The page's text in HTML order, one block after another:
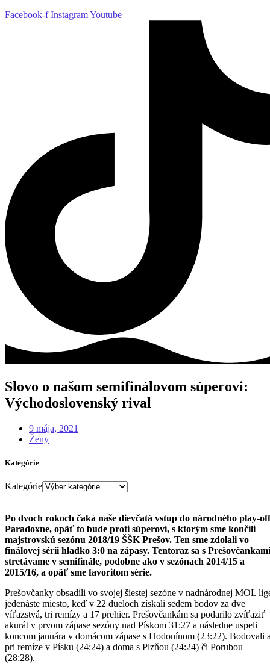
Facebook-f InstagramYoutube
Slovo o našom semifinálovom súperovi:
Východoslovenský rival
9 mája, 2021
Ženy
Kategórie
Kategórie
Po dvoch rokoch čaká naše dievčatá vstup do národného play-
Paradoxne, opäť to bude proti súperovi, s ktorým sme končili
majstrovskú sezónu 2018/19 ŠŠK Prešov. Ten sme zdolali vo
finálovej sérii hladko 3:0 na zápasy. Tentoraz sa s Prešovčankami
stretávame v semifinále, podobne ako v sezónach 2014/15 a
2015/16, a opäť sme favoritom série.
Prešovčanky obsadili vo svojej šiestej sezóne v nadnárodnej MOL
jedenáste miesto, keď v 22 dueloch získali sedem bodov za dve
víťazstvá, tri remízy a 17 prehier. Prešovčankám sa podarilo zvíťaziť
akurát v prvom zápase sezóny nad Pískom 31:27 a následne uspeli
koncom januára v domácom zápase s Hodonínom (23:22). Bodovali
pri remíze v Písku (24:24) a doma s Plzňou (24:24) či Porubou
(28:28).